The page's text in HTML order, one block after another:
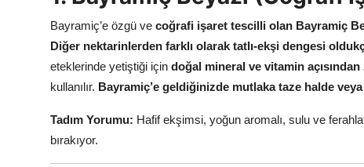
Bayramiç’e özgü ve coğrafi işaret tescilli olan Bayramiç
Diğer nektarinlerden farklı olarak tatlı-ekşi dengesi
eteklerinde yetiştiği için doğal mineral ve vitamin
kullanılır. Bayramiç’e geldiğinizde mutlaka taze halde
Tadım Yorumu: Hafif ekşimsi, yoğun aromalı, sulu ve
bırakıyor.